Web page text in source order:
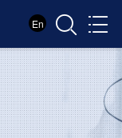
En